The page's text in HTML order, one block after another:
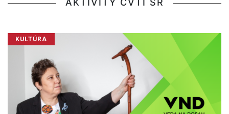
AKTIVITY CVTI SR
KULTÚRA